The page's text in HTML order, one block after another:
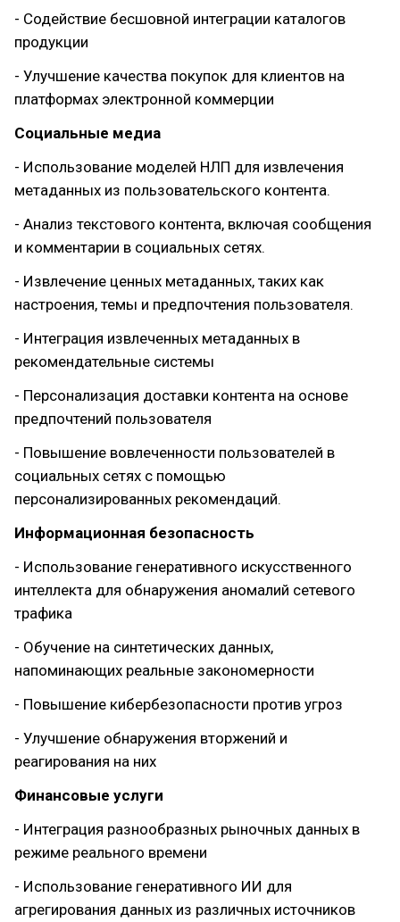
- Содействие бесшовной интеграции каталогов
продукции
- Улучшение качества покупок для клиентов на
платформах электронной коммерции
Социальные медиа
- Использование моделей НЛП для извлечения
метаданных из пользовательского контента.
- Анализ текстового контента, включая сообщения
и комментарии в социальных сетях.
- Извлечение ценных метаданных, таких как
настроения, темы и предпочтения пользователя.
- Интеграция извлеченных метаданных в
рекомендательные системы
- Персонализация доставки контента на основе
предпочтений пользователя
- Повышение вовлеченности пользователей в
социальных сетях с помощью
персонализированных рекомендаций.
Информационная безопасность
- Использование генеративного искусственного
интеллекта для обнаружения аномалий сетевого
трафика
- Обучение на синтетических данных,
напоминающих реальные закономерности
- Повышение кибербезопасности против угроз
- Улучшение обнаружения вторжений и
реагирования на них
Финансовые услуги
- Интеграция разнообразных рыночных данных в
режиме реального времени
- Использование генеративного ИИ для
агрегирования данных из различных источников